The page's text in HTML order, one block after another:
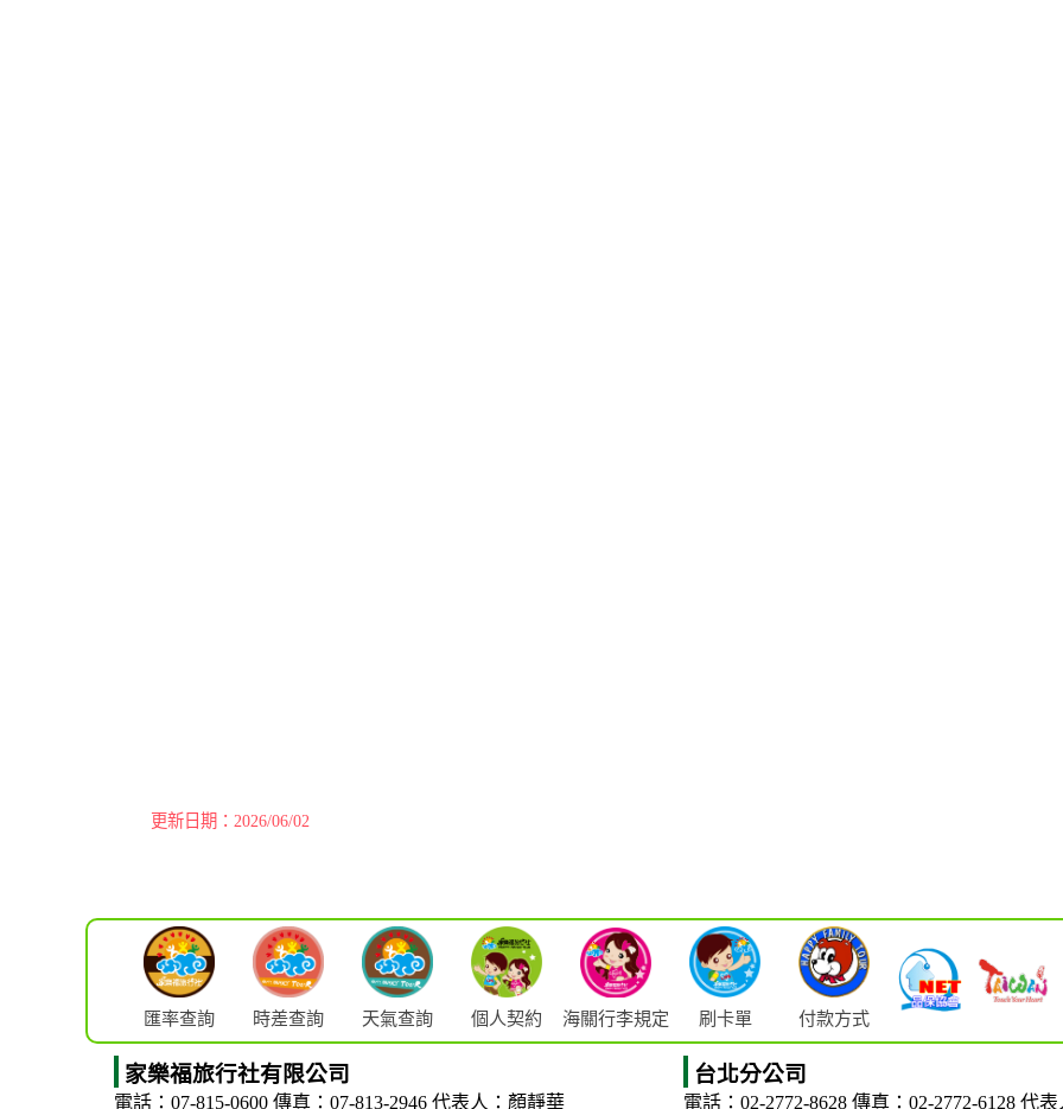
更新日期：2026/06/02
匯率查詢 時差查詢 天氣查詢 個人契約 海關行李規定 刷卡單 付款方式
家樂福旅行社有限公司
電話：07-815-0600 傳真：07-813-2946 代表人：顏靜華
台北分公司
電話：02-2772-8628 傳真：02-2772-6128 代表